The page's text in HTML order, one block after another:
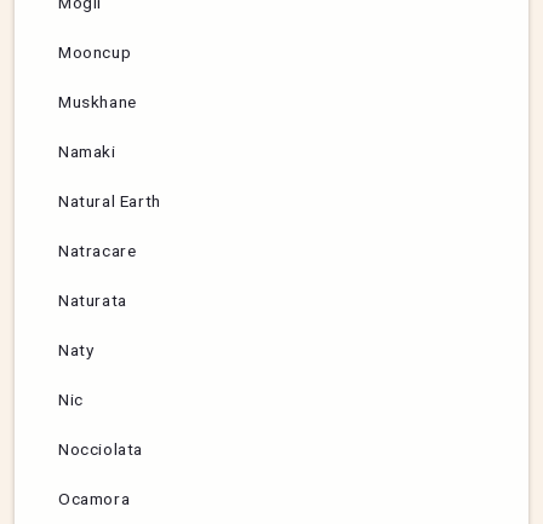
Mooncup
Muskhane
Namaki
Natural Earth
Natracare
Naturata
Naty
Nic
Nocciolata
Ocamora